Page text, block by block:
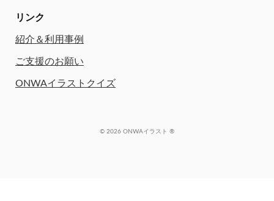
リンク
紹介＆利用事例
ご支援のお願い
ONWAイラストクイズ
© 2026 ONWAイラスト ®